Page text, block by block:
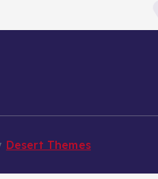
Desert Themes